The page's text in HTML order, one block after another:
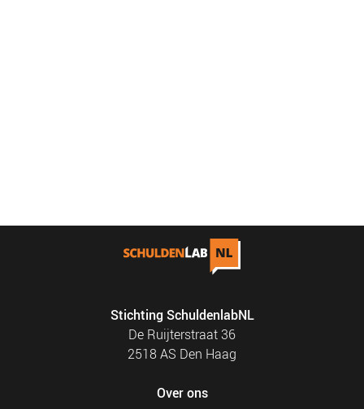
Stichting SchuldenlabNL
De Ruijterstraat 36
2518 AS Den Haag
Over ons